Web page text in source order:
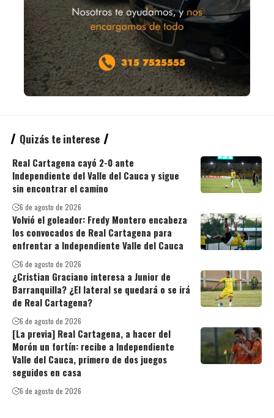
Quizás te interese
Real Cartagena cayó 2-0 ante
Independiente del Valle del Cauca y sigue
sin encontrar el camino
6 de agosto de 2026
Volvió el goleador: Fredy Montero encabeza
los convocados de Real Cartagena para
enfrentar a Independiente Valle del Cauca
6 de agosto de 2026
¿Cristian Graciano interesa a Junior de
Barranquilla? ¿El lateral se quedará o se irá
de Real Cartagena?
6 de agosto de 2026
[La previa] Real Cartagena, a hacer del
Morón un fortín: recibe a Independiente
Valle del Cauca, primero de dos juegos
seguidos en casa
6 de agosto de 2026